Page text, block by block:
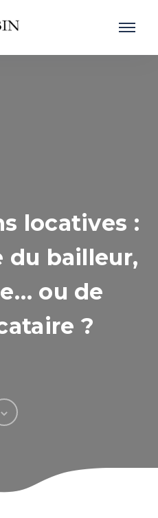
locatives :
du bailleur,
ou de
?